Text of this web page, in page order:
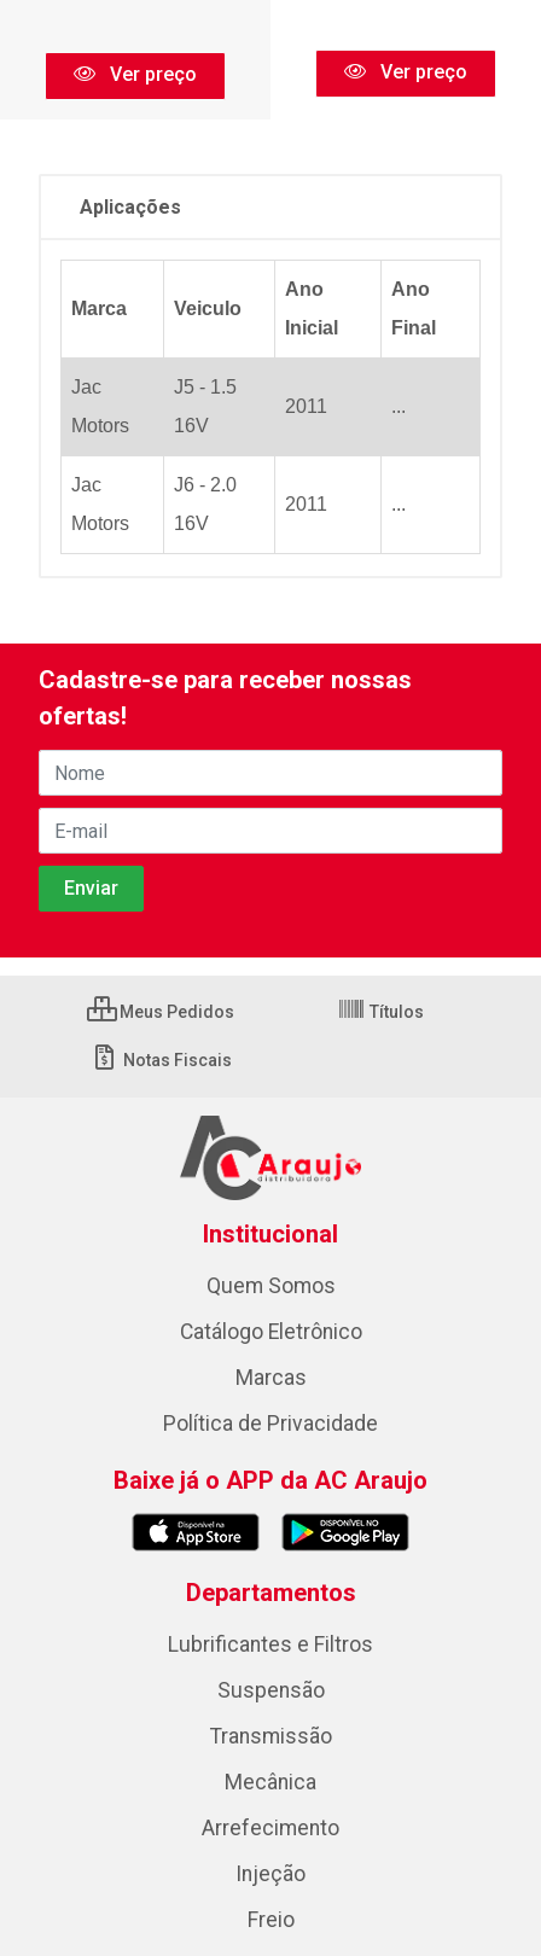
Ver preço Ver preço
Aplicações
Marca Veiculo
Ano
Inicial
Ano
Final
Jac
Motors
J5 - 1.5
16V
2011 ...
Jac
Motors
J6 - 2.0
16V
2011 ...
Cadastre-se para receber nossas
ofertas!
Meus Pedidos Títulos
Notas Fiscais
Institucional
Quem Somos
Catálogo Eletrônico
Marcas
Política de Privacidade
Baixe já o APP da AC Araujo
Departamentos
Lubrificantes e Filtros
Suspensão
Transmissão
Mecânica
Arrefecimento
Injeção
Freio